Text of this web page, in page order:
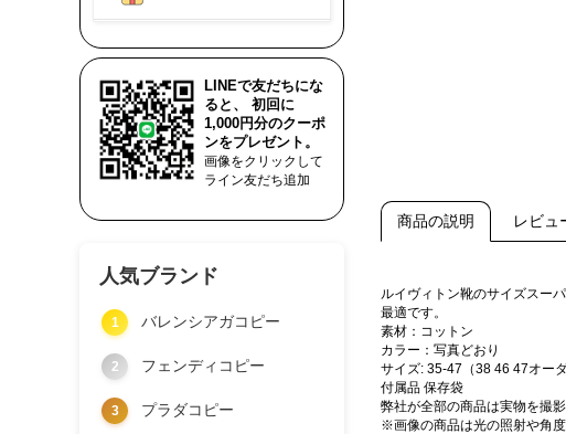
LINEで友だちにな
ると、 初回に
1,000円分のクーポ
ンをプレゼント。
画像をクリックして
ライン友だち追加
人気ブランド
1 バレンシアガコピー
2 フェンディコピー
3 プラダコピー
商品の説明 レビュ
ルイヴィトン靴のサイズスー
最適です。
素材：コットン
カラー：写真どおり
サイズ: 35-47（38 46 47オーダ
付属品 保存袋
弊社が全部の商品は実物を撮
※画像の商品は光の照射や角